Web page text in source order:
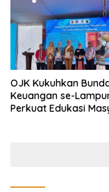
OJK Kukuhkan
Keuangan se-
Perkuat Edukasi